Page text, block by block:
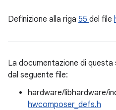
Definizione alla riga 55 del file
La documentazione di
dal seguente file:
hardware/libhardware/
hwcomposer_defs.h